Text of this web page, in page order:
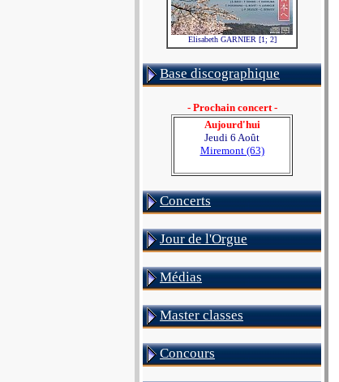
Elisabeth GARNIER [1; 2]
Base discographique
- Prochain concert -
Aujourd'hui
Jeudi 6 Août
Miremont (63)
Concerts
Jour de l'Orgue
Médias
Master classes
Concours